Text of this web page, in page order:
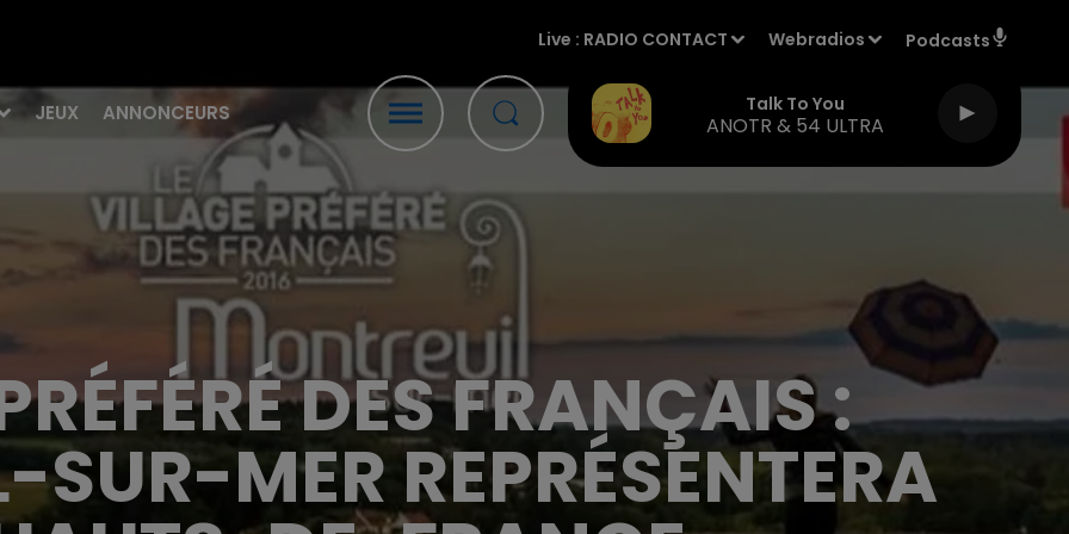
JEUX ANNONCEURS
Live : RADIO CONTACT Webradios Podcasts
Talk To You
ANOTR & 54 ULTRA
DES FRANÇAIS :
MER REPRÉSENTERA